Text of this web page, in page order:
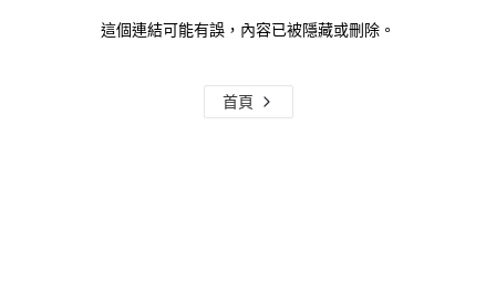
這個連結可能有誤，內容已被隱藏或刪除。
首頁